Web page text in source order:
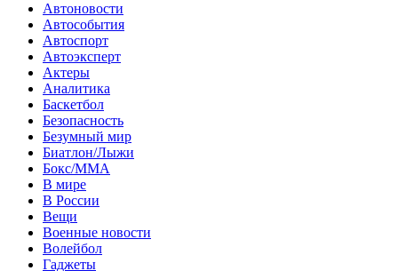
Автоновости
Автособытия
Автоспорт
Автоэксперт
Актеры
Аналитика
Баскетбол
Безопасность
Безумный мир
Биатлон/Лыжи
Бокс/MMA
В мире
В России
Вещи
Военные новости
Волейбол
Гаджеты